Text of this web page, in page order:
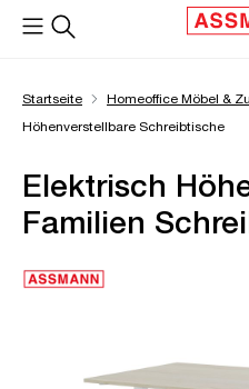
springen
Startseite Homeoffice Möbel &
Höhenverstellbare Schreibtische
Elektrisch
Familien